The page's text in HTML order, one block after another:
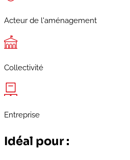
Acteur de l'aménagement
Collectivité
Entreprise
Idéal pour :